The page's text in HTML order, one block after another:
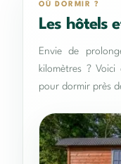
OÙ DORMIR ?
Les hôtels
Envie de
kilomètres ? Voici
pour dormir près